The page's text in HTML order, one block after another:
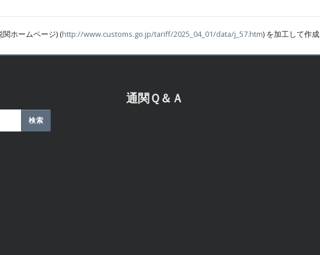
ホームページ) (http://www.customs.go.jp/tariff/2025_04_01/data/j_57.htm) を加工して作成
通関Ｑ＆Ａ